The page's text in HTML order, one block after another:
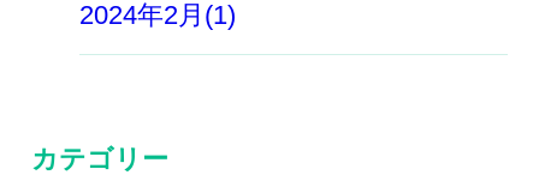
2024年2月(1)
カテゴリー